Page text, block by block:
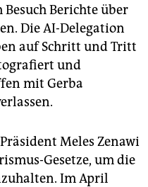
Berichte über
Die AI-Delegation
auf Schritt und Tritt
und
mit Gerba
Meles Zenawi
Gesetze, um die
Im April